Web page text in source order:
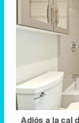
Adiós a la cal
¿Y si
esfuerzo?